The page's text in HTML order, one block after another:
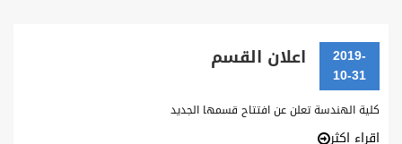
2019-
10-31
اعلان القسم
كلية الهندسة تعلن عن افتتاح قسمها الجديد
اقراء اكثر